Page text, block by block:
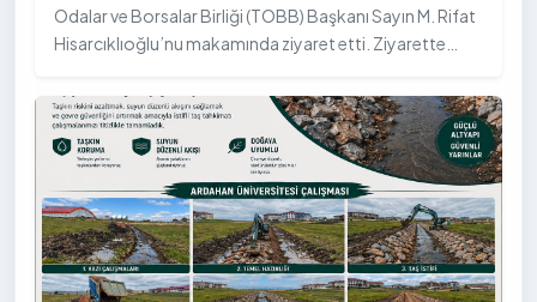
Odalar ve Borsalar Birliği (TOBB) Başkanı Sayın M. Rifat
Hisarcıklıoğlu’nu makamında ziyaret etti. Ziyarette
Emiroğlu Hanımefendi eşlik etti.